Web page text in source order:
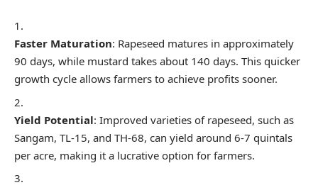
Faster Maturation: Rapeseed matures in approximately
90 days, while mustard takes about 140 days. This quicker
growth cycle allows farmers to achieve profits sooner.
Yield Potential: Improved varieties of rapeseed, such as
Sangam, TL-15, and TH-68, can yield around 6-7 quintals
per acre, making it a lucrative option for farmers.